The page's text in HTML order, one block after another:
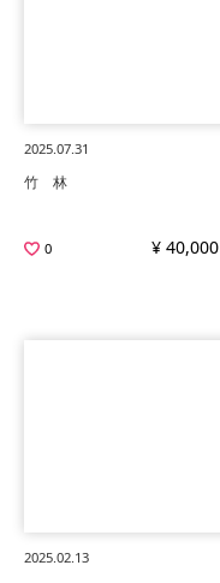
2025.07.31
竹 林
0
¥ 40,000
2025.02.13